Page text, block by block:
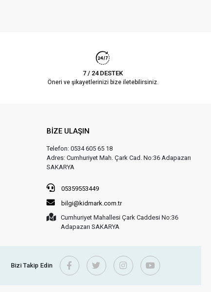
7 / 24 DESTEK
Öneri ve şikayetlerinizi bize iletebilirsiniz.
BİZE ULAŞIN
Telefon: 0534 605 65 18
Adres: Cumhuriyet Mah. Çark Cad. No:36 Adapazarı
SAKARYA
05359553449
bilgi@kidmark.com.tr
Cumhuriyet Mahallesi Çark Caddesi No:36
Adapazarı SAKARYA
Bizi Takip Edin